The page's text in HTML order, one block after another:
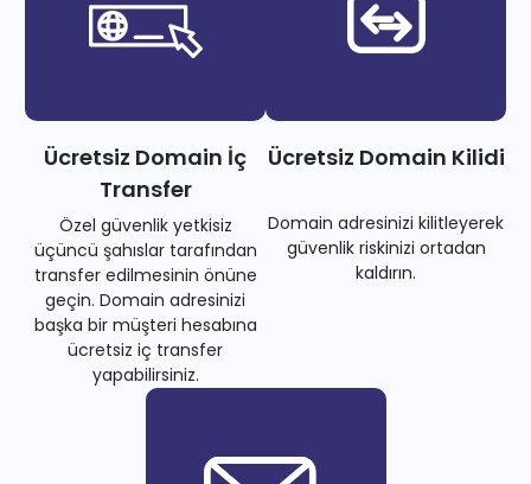
Ücretsiz Domain İç
Transfer
Özel güvenlik yetkisiz
üçüncü şahıslar tarafından
transfer edilmesinin önüne
geçin. Domain adresinizi
başka bir müşteri hesabına
ücretsiz iç transfer
yapabilirsiniz.
Ücretsiz Domain Kilidi
Domain adresinizi kilitleyerek
güvenlik riskinizi ortadan
kaldırın.